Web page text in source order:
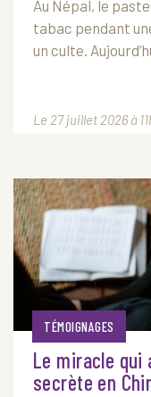
Au Népal, le
tabac pendant
un culte.
Le 27 juillet 2026 à
TÉMOIGNAGES
Le miracle
secrète en